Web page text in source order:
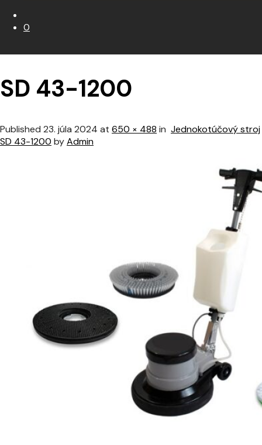
0
SD 43-1200
Published 23. júla 2024 at 650 × 488 in Jednokotúčový stroj
SD 43-1200 byAdmin